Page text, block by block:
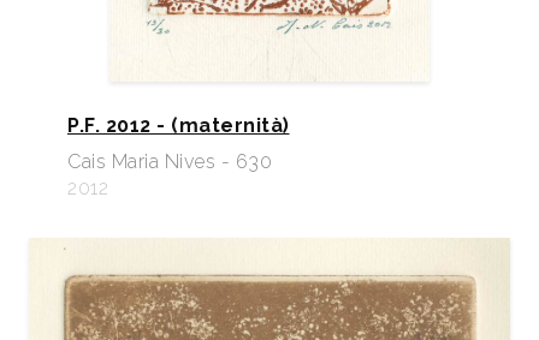
P.F. 2012 - (maternità)
Cais Maria Nives - 630
2012